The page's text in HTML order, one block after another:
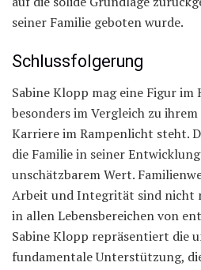
seiner Familie geboten wurde.
Schlussfolgerung
Sabine Klopp mag eine Figur
besonders im Vergleich zu ihrem
Karriere im Rampenlicht steht.
die Familie in seiner
unschätzbarem Wert.
Arbeit und Integrität sind nicht
in allen Lebensbereichen von
Sabine Klopp repräsentiert die
fundamentale Unterstützung,